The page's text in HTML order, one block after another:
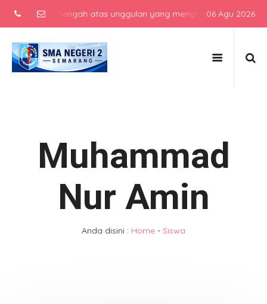
menengah atas unggulan yang menghasilkan lulusan
06 Agu 2026
Muhammad
Nur Amin
Anda disini : Home - Siswa